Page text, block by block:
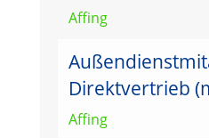
Affing
Direktvertrieb
Affing